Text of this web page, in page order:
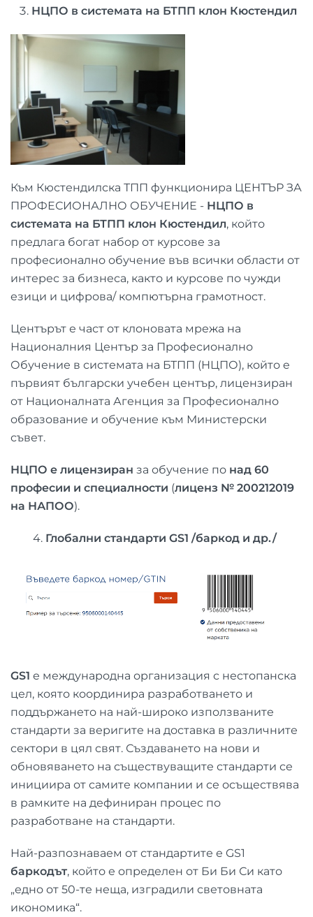
НЦПО в системата на БТПП клон Кюстендил
Към Кюстендилска ТПП функционира ЦЕНТЪР ЗА
ПРОФЕСИОНАЛНО ОБУЧЕНИЕ - НЦПО в
системата на БТПП клон Кюстендил, който
предлага богат набор от курсове за
професионално обучение във всички области от
интерес за бизнеса, както и курсове по чужди
езици и цифрова/ компютърна грамотност.
Центърът е част от клоновата мрежа на
Националния Център за Професионално
Обучение в системата на БТПП (НЦПО), който e
първият български учебен център, лицензиран
от Националната Агенция за Професионално
образование и обучение към Министерски
съвет.
НЦПО е лицензиран за обучение по над 60
професии и специалности (лиценз № 200212019
на НАПОО).
4. Глобални стандарти GS1 /баркод и др./
GS1 е международна организация с нестопанска
цел, която координира разработването и
поддържането на най-широко използваните
стандарти за веригите на доставка в различните
сектори в цял свят. Създаването на нови и
обновяването на съществуващите стандарти се
инициира от самите компании и се осъществява
в рамките на дефиниран процес по
разработване на стандарти.
Най-разпознаваем от стандартите е GS1
баркодът, който е определен от Би Би Си като
„едно от 50-те неща, изградили световната
икономика“.